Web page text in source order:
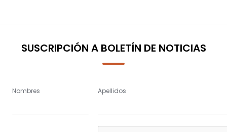
SUSCRIPCIÓN A BOLETÍN DE NOTICIAS
Nombres Apellidos